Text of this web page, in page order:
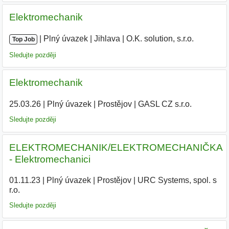
Elektromechanik
Top Job Plný úvazek Jihlava O.K. solution, s.r.o.
Sledujte později
Elektromechanik
25.03.26| Plný úvazek| Prostějov| GASL CZ s.r.o.
Sledujte později
ELEKTROMECHANIK/ELEKTROMECHANIČKA
- Elektromechanici
01.11.23| Plný úvazek| Prostějov|
URC Systems, spol. s
r.o.
Sledujte později